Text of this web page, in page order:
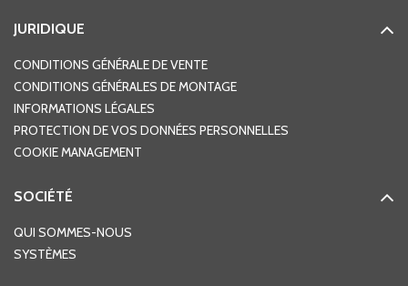
JURIDIQUE
CONDITIONS GÉNÉRALE DE VENTE
CONDITIONS GÉNÉRALES DE MONTAGE
INFORMATIONS LÉGALES
PROTECTION DE VOS DONNÉES PERSONNELLES
COOKIE MANAGEMENT
SOCIÉTÉ
QUI SOMMES-NOUS
SYSTÈMES